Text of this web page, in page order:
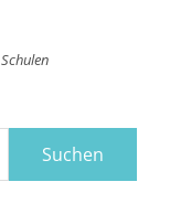
Schulen